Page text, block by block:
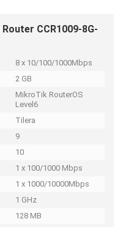
CCR1009-8G-
8 x 10/100/1000Mbps
2 GB
MikroTik RouterOS
Level6
Tilera
9
10
1 x 100/1000 Mbps
1 x 1000/10000Mbps
1 GHz
128 MB